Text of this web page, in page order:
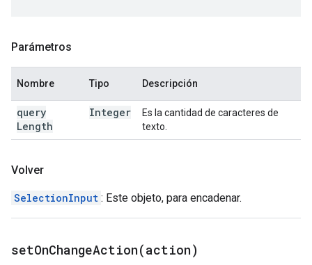
Parámetros
Nombre Tipo Descripción
query
Length
Integer
Es la cantidad de caracteres de
texto.
Volver
SelectionInput : Este objeto, para encadenar.
setOnChangeAction(action)